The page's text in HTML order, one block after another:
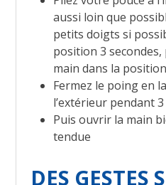
aussi loin que
petits doigts si
position 3
main dans la
Fermez le poing en
l’extérieur pendant
Puis ouvrir la main
tendue
DES GESTES